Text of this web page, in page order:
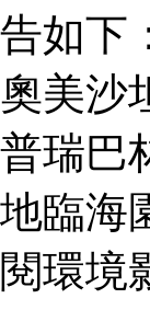
告如下
奧美沙
普瑞巴
地臨海
閱環境